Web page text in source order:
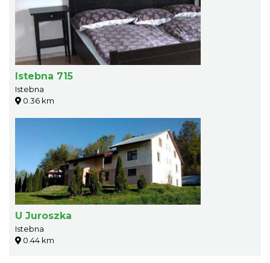
Istebna 715
Istebna
0.36 km
U Juroszka
Istebna
0.44 km